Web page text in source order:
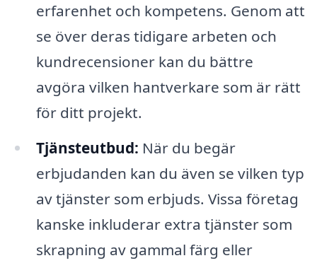
erfarenhet och kompetens. Genom att
se över deras tidigare arbeten och
kundrecensioner kan du bättre
avgöra vilken hantverkare som är rätt
för ditt projekt.
Tjänsteutbud: När du begär
erbjudanden kan du även se vilken typ
av tjänster som erbjuds. Vissa företag
kanske inkluderar extra tjänster som
skrapning av gammal färg eller